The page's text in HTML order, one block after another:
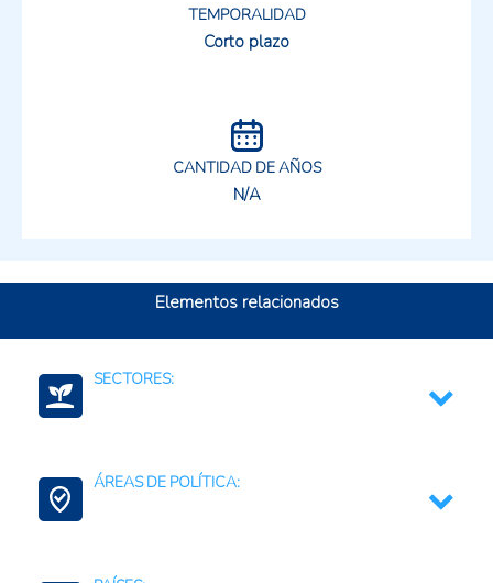
TEMPORALIDAD
Corto plazo
CANTIDAD DE AÑOS
N/A
Elementos relacionados
SECTORES:
ÁREAS DE POLÍTICA: